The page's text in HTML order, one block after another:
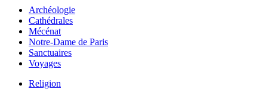
Archéologie
Cathédrales
Mécénat
Notre-Dame de Paris
Sanctuaires
Voyages
Religion